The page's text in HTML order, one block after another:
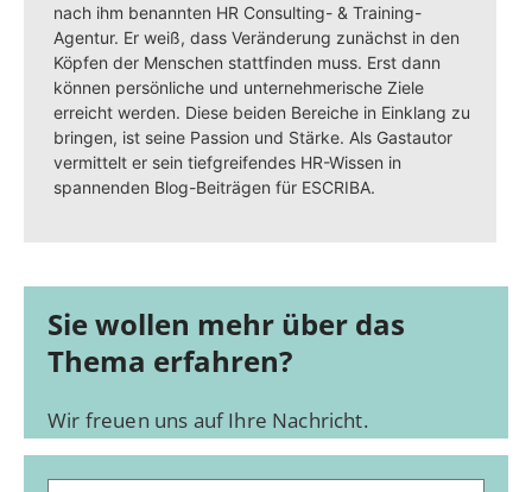
nach ihm benannten HR Consulting- & Training-
Agentur. Er weiß, dass Veränderung zunächst in den
Köpfen der Menschen stattfinden muss. Erst dann
können persönliche und unternehmerische Ziele
erreicht werden. Diese beiden Bereiche in Einklang zu
bringen, ist seine Passion und Stärke. Als Gastautor
vermittelt er sein tiefgreifendes HR-Wissen in
spannenden Blog-Beiträgen für ESCRIBA.
Sie wollen mehr über das
Thema erfahren?
Wir freuen uns auf Ihre Nachricht.